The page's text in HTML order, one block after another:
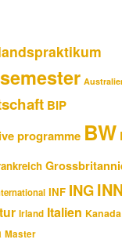
BIP
programme BW
INF ING
Irland Italien Kanada
Master